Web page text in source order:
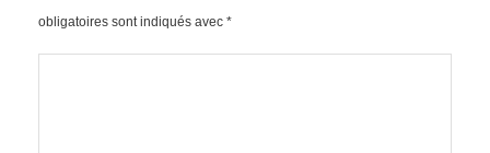
obligatoires sont indiqués avec *